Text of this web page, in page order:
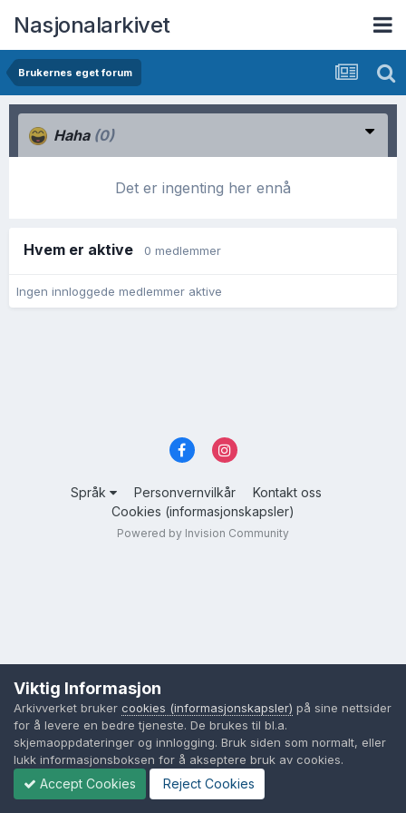
Nasjonalarkivet
Brukernes eget forum
Haha (0)
Det er ingenting her ennå
Hvem er aktive 0 medlemmer
Ingen innloggede medlemmer aktive
Språk Personvernvilkår
Kontakt oss
Cookies (informasjonskapsler)
Powered by Invision Community
Viktig Informasjon
Arkivverket bruker cookies (informasjonskapsler) på sine nettsider
for å levere en bedre tjeneste. De brukes til bl.a.
skjemaoppdateringer og innlogging. Bruk siden som normalt, eller
lukk informasjonsboksen for å akseptere bruk av cookies.
Accept Cookies Reject Cookies